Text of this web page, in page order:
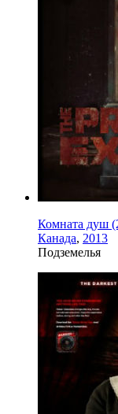
Комната душ
Канада, 2013
Подземелья